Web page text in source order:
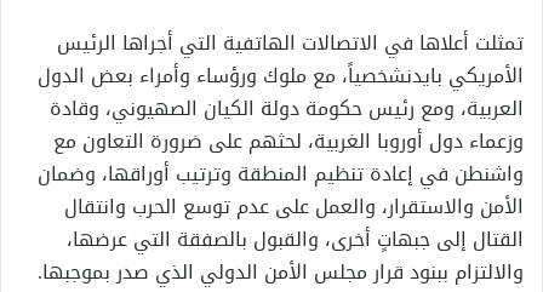
تمثلت أعلاها في الاتصالات الهاتفية التي أجراها الرئيس
الأمريكي بايدنشخصيا، مع ملوك ورؤساء وأمراء بعض الدول
العربية، ومع رئيس حكومة دولة الكيان الصهيوني، وقادة
وزعماء دول أوروبا الغربية، لحثهم على ضرورة التعاون مع
واشنطن في إعادة تنظيم المنطقة وترتيب أوراقها، وضمان
الأمن والاستقرار، والعمل علىعدم توسع الحرب وانتقال
القتال إلىجبهاتٍ أخرى، والقبول بالصفقة التيعرضها،
والالتزام ببنود قرار مجلس الأمن الدولي الذي صدر بموجبها.